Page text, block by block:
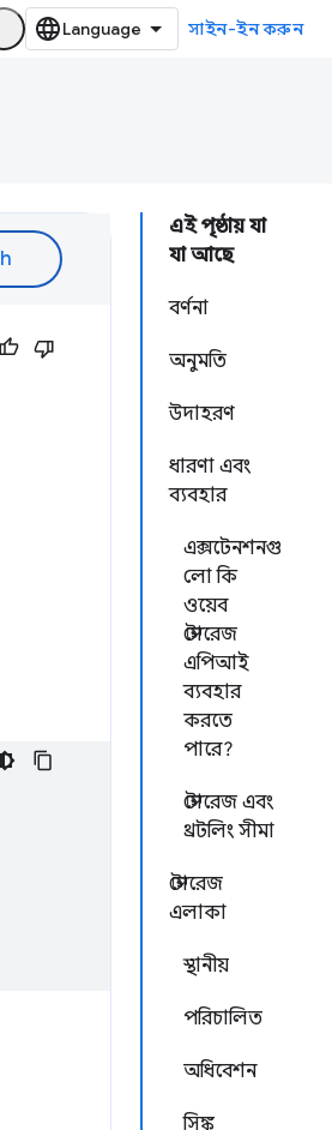
সাইন-ইন করুন
এই পৃষ্ঠায় যা
যা আছে
বর্ণনা
অনুমতি
উদাহরণ
ধারণা এবং
ব্যবহার
এক্সটেনশনগু
লো কি
ওয়েব
স্টোরেজ
এপিআই
ব্যবহার
করতে
পারে?
স্টোরেজ এবং
থ্রটলিং সীমা
স্টোরেজ
এলাকা
স্থানীয়
পরিচালিত
অধিবেশন
সিঙ্ক